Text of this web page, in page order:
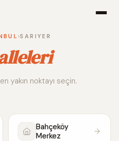
Alım
›SARIYER
yakın noktayı seçin.
Bahçeköy
Merkez